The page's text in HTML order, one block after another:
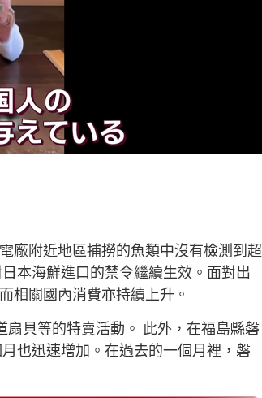
廠附近地區捕撈的魚類中沒有檢測到超
本海鮮進口的禁令繼續生效。面對出
相關國內消費亦持續上升。
扇貝等的特賣活動。 此外，在福島縣磐
也迅速增加。在過去的一個月裡，磐